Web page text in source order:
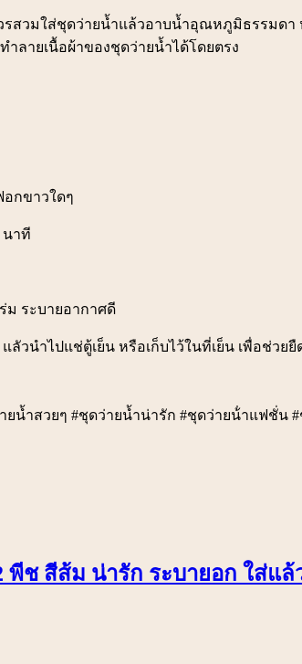
รสวมใส่ชุดว่ายน้ำแล้วอาบน้ำอุณหภูมิธรรมด
ลายเนื้อผ้าของชุดว่ายน้ำได้โดยตรง
กขาวใดๆ
นาที
ม ระบายอากาศดี
ลัวนำไปแช่ตู้เย็น หรือเก็บไว้ในที่เย็น เพื่อช่วย
ยน้ำสวยๆ #ชุดว่ายน้ำน่ารัก #ชุดว่ายน้ําแฟชั่
พีช สีส้ม น่ารัก ระบายอก ใส่แ